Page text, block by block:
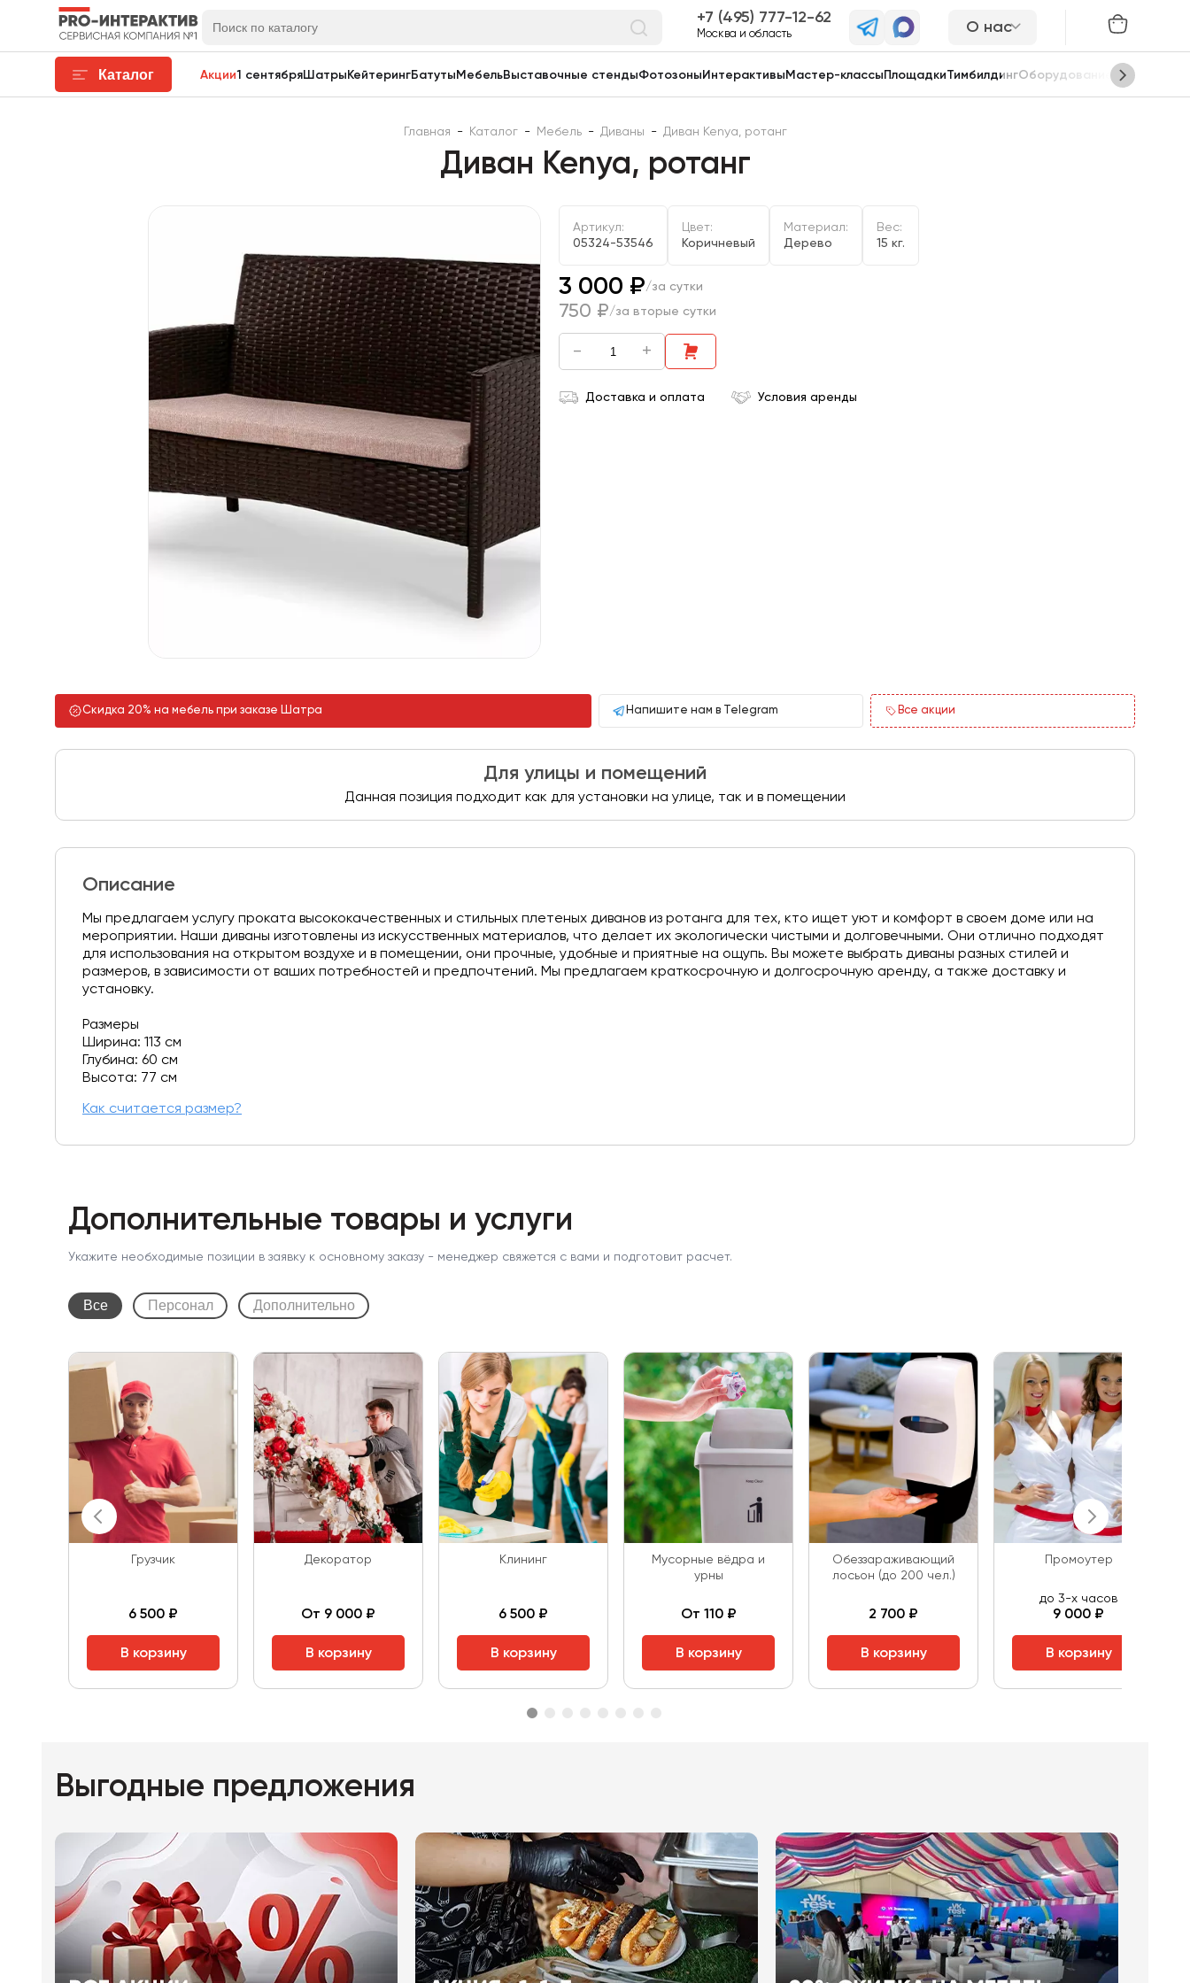
7 (495) 777-12-62
Москва и область О нас
Каталог Акции1 сентябряШатры КейтерингБатуты МебельВыставочные стендыФотозоны Интерактивы Мастер-классы ПлощадкиТимбилдингОборудование Сцены
Главная - Каталог - Мебель - Диваны - Диван Kenya, ротанг
Диван Kenya, ротанг
Артикул:
05324-53546
Цвет:
Коричневый
Материал:
Дерево
Вес:
15 кг.
3 000 ₽/за сутки
750 ₽/за вторые сутки
- +
Доставка и оплата Условия аренды
Скидка 20% на мебель при заказе Шатра Напишите нам в Telegram Все акции
Для улицы и помещений
Данная позиция подходит как для установки на улице, так и в помещении
Описание
Мы предлагаем услугу проката высококачественных и стильных плетеных диванов из ротанга для тех, кто ищет уют и комфорт в своем доме или на
мероприятии. Наши диваны изготовлены из искусственных материалов, что делает их экологически чистыми и долговечными. Они отлично подходят
для использования на открытом воздухе и в помещении, они прочные, удобные и приятные на ощупь. Вы можете выбрать диваны разных стилей и
размеров, в зависимости от ваших потребностей и предпочтений. Мы предлагаем краткосрочную и долгосрочную аренду, а также доставку и
установку.
Размеры
Ширина: 113 см
Глубина: 60 см
Высота: 77 см
Как считается размер?
Дополнительные товары и услуги
Укажите необходимые позиции в заявку к основному заказу - менеджер свяжется с вами и подготовит расчет.
Все Персонал Дополнительно
Грузчик
6 500 ₽
В корзину
Декоратор
От 9 000 ₽
В корзину
Клининг
6 500 ₽
В корзину
Мусорные вёдра и
урны
От 110 ₽
В корзину
Обеззараживающий
лосьон (до 200 чел.)
2 700 ₽
В корзину
Промоутер
до 3-х часов
9 000 ₽
В корзину
Выгодные предложения